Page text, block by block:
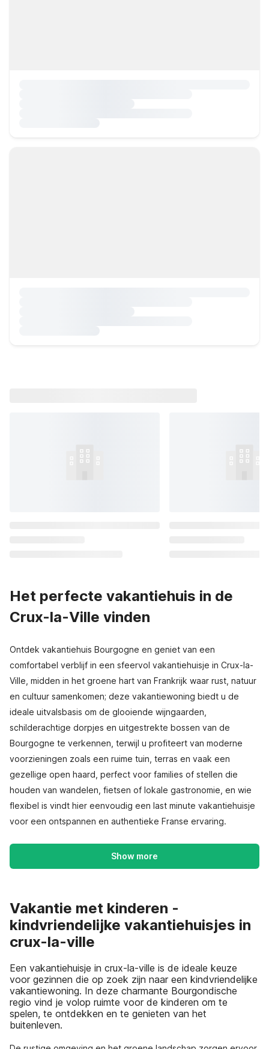
Het perfecte vakantiehuis in de
Crux-la-Ville vinden
Ontdek vakantiehuis Bourgogne en geniet van een
comfortabel verblijf in een sfeervol vakantiehuisje in Crux-la-
Ville, midden in het groene hart van Frankrijk waar rust, natuur
en cultuur samenkomen; deze vakantiewoning biedt u de
ideale uitvalsbasis om de glooiende wijngaarden,
schilderachtige dorpjes en uitgestrekte bossen van de
Bourgogne te verkennen, terwijl u profiteert van moderne
voorzieningen zoals een ruime tuin, terras en vaak een
gezellige open haard, perfect voor families of stellen die
houden van wandelen, fietsen of lokale gastronomie, en wie
flexibel is vindt hier eenvoudig een last minute vakantiehuisje
voor een ontspannen en authentieke Franse ervaring.
Show more
Vakantie met kinderen -
kindvriendelijke vakantiehuisjes in
crux-la-ville
Een vakantiehuisje in crux-la-ville is de ideale keuze
voor gezinnen die op zoek zijn naar een kindvriendelijke
vakantiewoning. In deze charmante Bourgondische
regio vind je volop ruimte voor de kinderen om te
spelen, te ontdekken en te genieten van het
buitenleven.